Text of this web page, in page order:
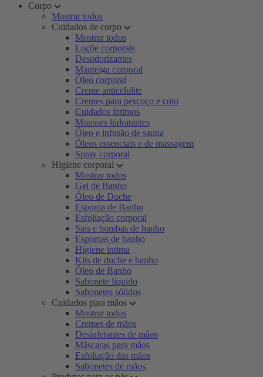
Corpo
Mostrar todos
Cuidados de corpo
Mostrar todos
Loçõe corporais
Desodorizantes
Manteiga corporal
Óleo corporal
Creme anticelulite
Cremes para pescoço e colo
Cuidados íntimos
Mousses hidratantes
Óleo e infusão de sauna
Óleos essenciais e de massagem
Spray corporal
Higiene corporal
Mostrar todos
Gel de Banho
Óleo de Duche
Espuma de Banho
Esfoliação corporal
Sais e bombas de banho
Espumas de banho
Higiene íntima
Kits de duche e banho
Óleo de Banho
Sabonete líquido
Sabonetes sólidos
Cuidados para mãos
Mostrar todos
Cremes de mãos
Desinfetantes de mãos
Máscaras para mãos
Esfoliação das mãos
Sabonetes de mãos